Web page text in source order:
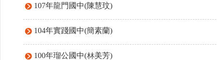
107年龍門國中(陳慧玟)
104年實踐國中(簡素蘭)
100年瑠公國中(林美芳)